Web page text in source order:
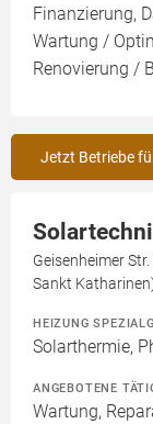
Finanzierung,
Wartung /
Renovierung /
Jetzt Betriebe
Geisenheimer
Sankt
HEIZUNG
Solarthermie,
ANGEBOTENE
Wartung,